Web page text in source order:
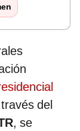
del
, se